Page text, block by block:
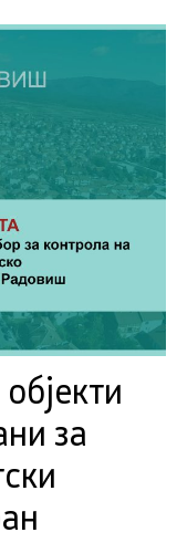
за